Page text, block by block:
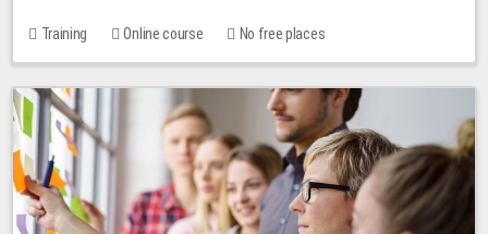
Training Online course No free places